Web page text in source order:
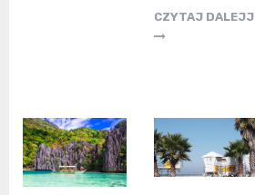
CZYTAJ DALEJJ